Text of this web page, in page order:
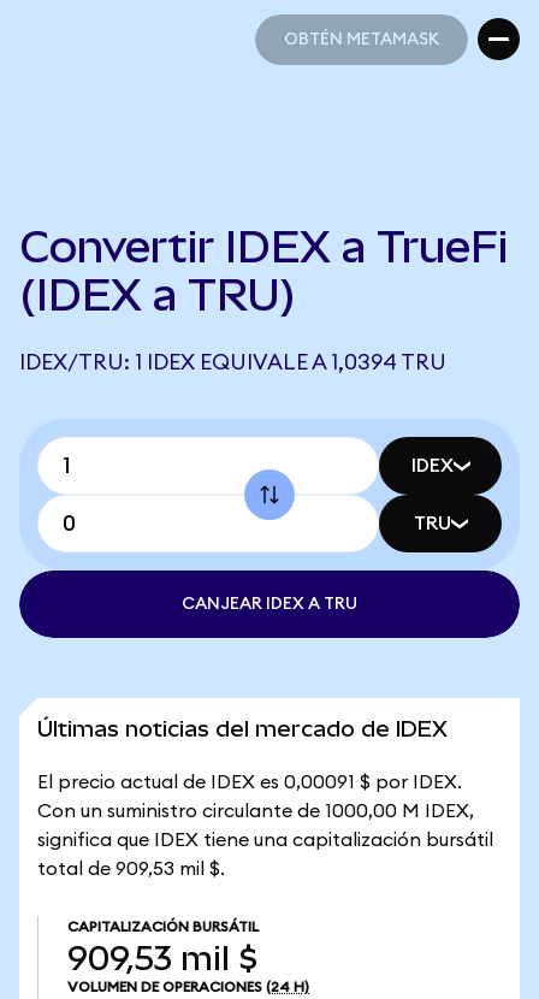
OBTÉN METAMASK
Convertir IDEX a TrueFi
(IDEX a TRU)
IDEX/TRU: 1 IDEX EQUIVALE A 1,0394 TRU
IDEX
TRU
CANJEAR IDEX A TRU
Últimas noticias del mercado de IDEX
El precio actual de IDEX es 0,00091 $ por IDEX.
Con un suministro circulante de 1000,00 M IDEX,
significa que IDEX tiene una capitalización bursátil
total de 909,53 mil $.
CAPITALIZACIÓN BURSÁTIL
909,53 mil $
VOLUMEN DE OPERACIONES (24 H)